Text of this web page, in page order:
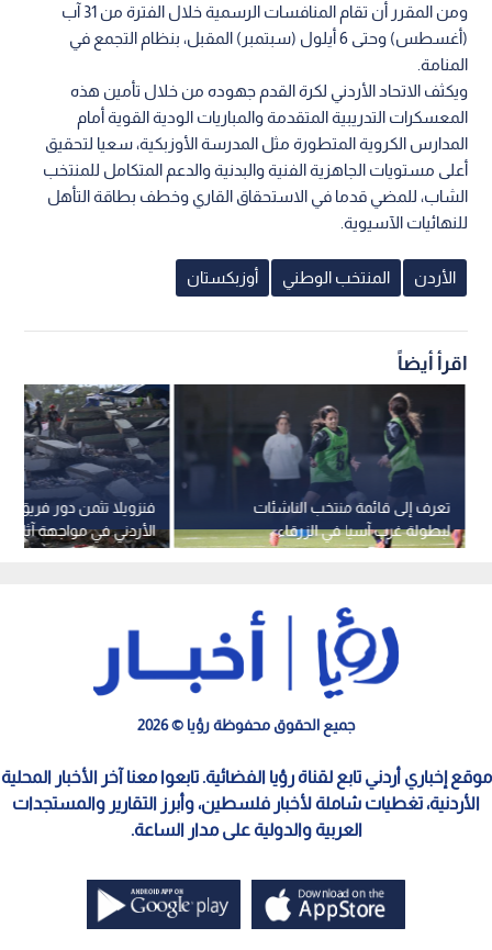
ومن المقرر أن تقام المنافسات الرسمية خلال الفترة من 31 آب
(أغسطس) وحتى 6 أيلول (سبتمبر) المقبل، بنظام التجمع في
المنامة.
ويكثف الاتحاد الأردني لكرة القدم جهوده من خلال تأمين هذه
المعسكرات التدريبية المتقدمة والمباريات الودية القوية أمام
المدارس الكروية المتطورة مثل المدرسة الأوزبكية، سعيا لتحقيق
أعلى مستويات الجاهزية الفنية والبدنية والدعم المتكامل للمنتخب
الشاب، للمضي قدما في الاستحقاق القاري وخطف بطاقة التأهل
للنهائيات الآسيوية.
الأردن المنتخب الوطني أوزبكستان
اقرأ أيضاً
فنزويلا تثمن دور فريق
الأردني في مواجهة آثار
تعرف إلى قائمة منتخب الناشئات
لبطولة غرب آسيا في الزرقاء
جميع الحقوق محفوظة رؤيا © 2026
موقع إخباري أردني تابع لقناة رؤيا الفضائية. تابعوا معنا آخر الأخبار المحلية
الأردنية، تغطيات شاملة لأخبار فلسطين، وأبرز التقارير والمستجدات
العربية والدولية على مدار الساعة.